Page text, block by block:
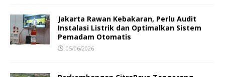
Jakarta Rawan Kebakaran, Perlu Audit
Instalasi Listrik dan Optimalkan Sistem
Pemadam Otomatis
05/06/2026